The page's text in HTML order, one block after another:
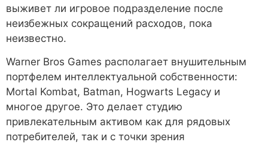
выживет ли игровое подразделение после
неизбежных сокращений расходов, пока
неизвестно.
Warner Bros Games располагает внушительным
портфелем интеллектуальной собственности:
Mortal Kombat, Batman, Hogwarts Legacy и
многое другое. Это делает студию
привлекательным активом как для рядовых
потребителей, так и с точки зрения